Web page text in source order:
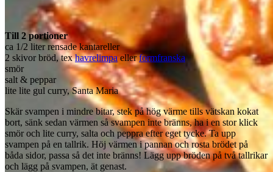
Till 2 portioner
ca 1/2 liter rensade kantareller
2 skivor bröd, texhavrelimpaellerformfranska
smör
salt & peppar
lite lite gul curry, Santa Maria
Skär svampen i mindre bitar, stek på hög värme tills vätskan kokat
bort, sänk sedan värmen så svampen inte bränns, ha i en stor klick
smör och lite curry, salta och peppra efter eget tycke. Ta upp
svampen på en tallrik. Höj värmen i pannan och rosta brödet på
båda sidor, passa så det inte bränns! Lägg upp bröden på två tallrikar
och lägg på svampen, ät genast.